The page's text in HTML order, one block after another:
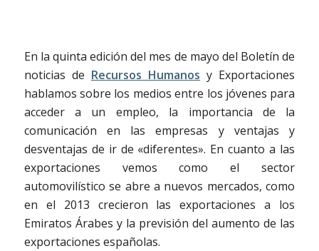
En la quinta edición del mes de mayo del Boletín de
noticias de Recursos Humanos y Exportaciones
hablamos sobre los medios entre los jóvenes para
acceder a un empleo, la importancia de la
comunicación en las empresas y ventajas y
desventajas de ir de «diferentes». En cuanto a las
exportaciones vemos como el sector
automovilístico se abre a nuevos mercados, como
en el 2013 crecieron las exportaciones a los
Emiratos Árabes y la previsión del aumento de las
exportaciones españolas.